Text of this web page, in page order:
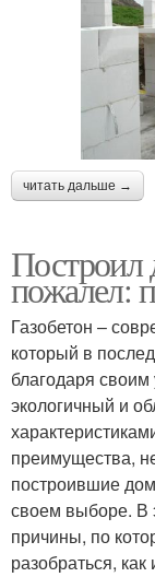
читать дальше →
Построил
пожалел:
Газобетон –
который в
благодаря
экологичный и
преимущества,
построившие
своем выборе. В
причины, по
разобраться,